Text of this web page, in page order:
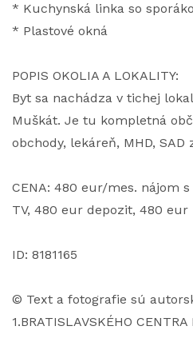
* Kuchynská linka so
* Plastové okná
POPIS OKOLIA A LOKALITY:
Byt sa nachádza v tichej
Muškát. Je tu kompletná
obchody, lekáreň, MHD, SAD
CENA: 480 eur/mes. nájom
TV, 480 eur depozit, 480 eur
ID: 8181165
© Text a fotografie sú
1.BRATISLAVSKÉHO CENTRA